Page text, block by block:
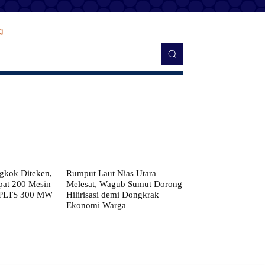
Diteken,
200 Mesin
300 MW
Rumput Laut Nias Utara
Melesat, Wagub Sumut Dorong
Hilirisasi demi Dongkrak
Ekonomi Warga